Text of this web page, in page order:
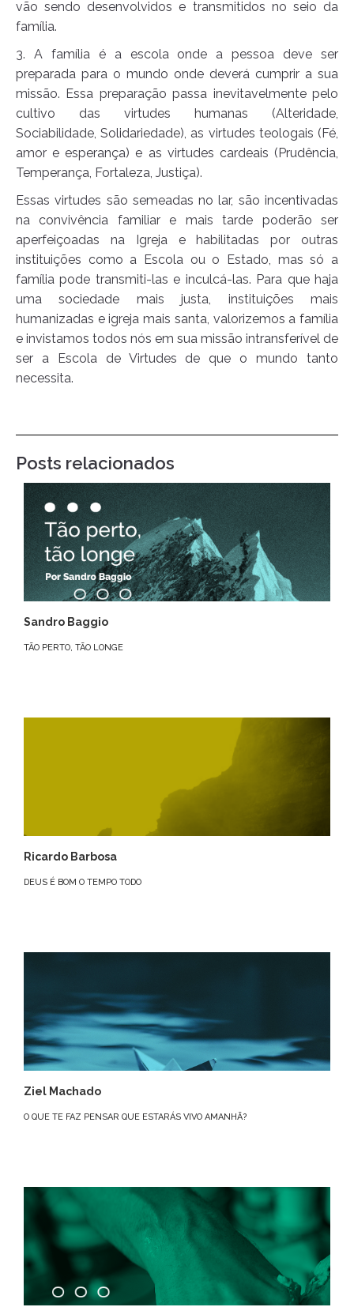
vão sendo desenvolvidos e transmitidos no seio da
família.
3. A família é a escola onde a pessoa deve ser
preparada para o mundo onde deverá cumprir a sua
missão. Essa preparação passa inevitavelmente pelo
cultivo das virtudes humanas (Alteridade,
Sociabilidade, Solidariedade), as virtudes teologais (Fé,
amor e esperança) e as virtudes cardeais (Prudência,
Temperança, Fortaleza, Justiça).
Essas virtudes são semeadas no lar, são incentivadas
na convivência familiar e mais tarde poderão ser
aperfeiçoadas na Igreja e habilitadas por outras
instituições como a Escola ou o Estado, mas só a
família pode transmiti-las e inculcá-las. Para que haja
uma sociedade mais justa, instituições mais
humanizadas e igreja mais santa, valorizemos a família
e invistamos todos nós em sua missão intransferível de
ser a Escola de Virtudes de que o mundo tanto
necessita.
Posts relacionados
Sandro Baggio
TÃO PERTO, TÃO LONGE
Ricardo Barbosa
DEUS É BOM O TEMPO TODO
Ziel Machado
O QUE TE FAZ PENSAR QUE ESTARÁS VIVO AMANHÃ?